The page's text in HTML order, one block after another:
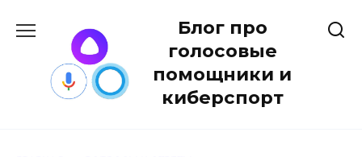
содержанию
Блог про
голосовые
помощники и
киберспорт